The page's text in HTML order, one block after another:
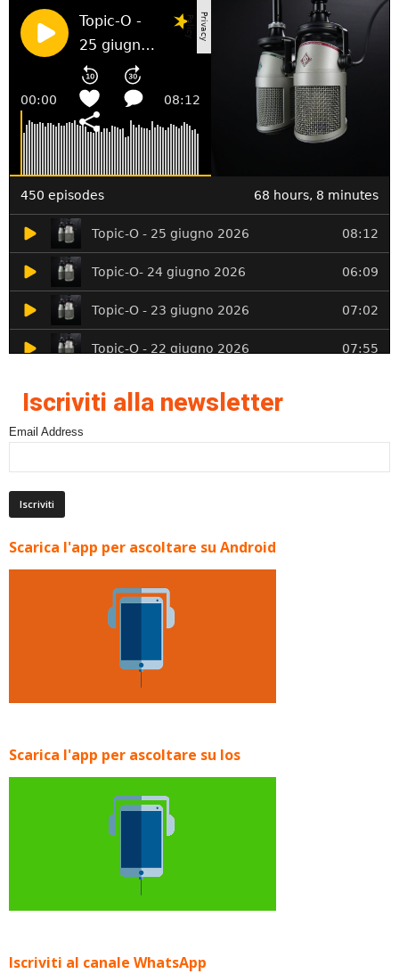
Iscriviti alla newsletter
Email Address
Scarica l'app per ascoltare su Android
Scarica l'app per ascoltare su Ios
Iscriviti al canale WhatsApp